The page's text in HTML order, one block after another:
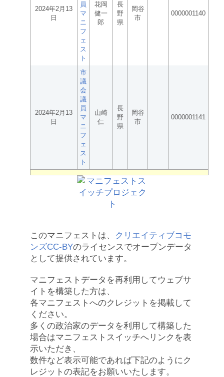
2024年2月13
日
員
マ
ニ
フ
ェ
ス
ト
花岡
健一
郎
長
野
県
岡谷
市
0000001140
2024年2月13
日
市
議
会
議
員
マ
ニ
フ
ェ
ス
ト
山崎
仁
長
野
県
岡谷
市
0000001141
このマニフェストは、
クリエイティブコモ
ンズCC-BYのライセンスでオープンデータ
として提供されています。
マニフェストデータを再利用してウェブサ
イトを構築した方は、
各マニフェストへのクレジットを掲載して
ください。
多くの政治家のデータを利用して構築した
場合はマニフェストスイッチへリンクを表
示いただき、
数件など表示可能であれば下記のようにク
レジットの表記をお願いいたします。